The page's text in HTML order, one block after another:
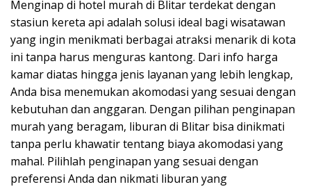
Menginap di hotel murah di Blitar terdekat dengan
stasiun kereta api adalah solusi ideal bagi wisatawan
yang ingin menikmati berbagai atraksi menarik di kota
ini tanpa harus menguras kantong. Dari info harga
kamar diatas hingga jenis layanan yang lebih lengkap,
Anda bisa menemukan akomodasi yang sesuai dengan
kebutuhan dan anggaran. Dengan pilihan penginapan
murah yang beragam, liburan di Blitar bisa dinikmati
tanpa perlu khawatir tentang biaya akomodasi yang
mahal. Pilihlah penginapan yang sesuai dengan
preferensi Anda dan nikmati liburan yang